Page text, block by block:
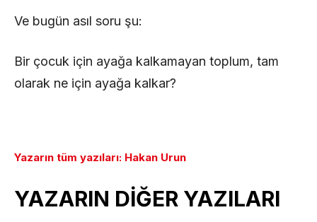
Ve bugün asıl soru şu:
Bir çocuk için ayağa kalkamayan toplum, tam
olarak ne için ayağa kalkar?
Yazarın tüm yazıları: Hakan Urun
YAZARIN DİĞER YAZILARI